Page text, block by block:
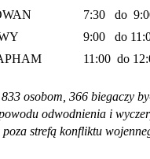
7:30 do
9:00 do
11:00 do
osobom, 366 biegaczy
odwodnienia i
strefą konfliktu